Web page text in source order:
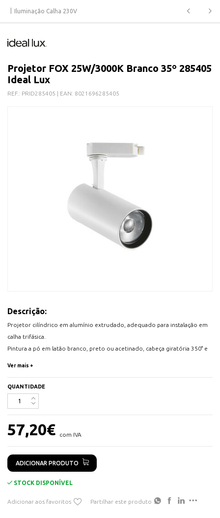
Iluminação Calha 230V
Projetor FOX 25W/3000K Branco 35º 285405
Ideal Lux
REF.: PRID285405 | EAN: 8021696285405
Descrição:
Projetor cilíndrico em alumínio extrudado, adequado para instalação em
calha trifásica.
Pintura a pó em latão branco, preto ou acetinado, cabeça giratória 350° e
25W
Vida Estimada: 30000 h
Temperatura de luz: 3000 K
IP20
Ver mais +
QUANTIDADE
57,20€ com IVA
ADICIONAR PRODUTO
STOCK DISPONÍVEL
Adicionar aos favoritos Partilhar este produto